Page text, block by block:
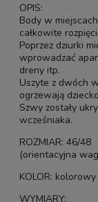
OPIS:
Body w
całkowite
Poprzez dziurki
wprowadzać
dreny itp.
Uszyte z dwóch
ogrzewają
Szwy zostały
wcześniaka.
ROZMIAR: 46/48
(orientacyjna
KOLOR:
WYMIARY: